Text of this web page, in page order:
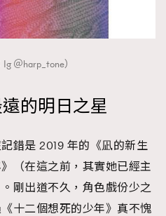
＠harp_tone）
的明日之星
錯是 2019 年的《凪的新生
（在這之前，其實她已經主
剛出道不久，角色戲份少之
十二個想死的少年》真不愧